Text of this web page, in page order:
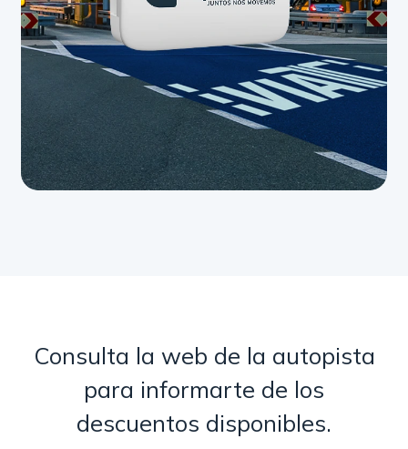
Consulta la web de la autopista
para informarte de los
descuentos disponibles.